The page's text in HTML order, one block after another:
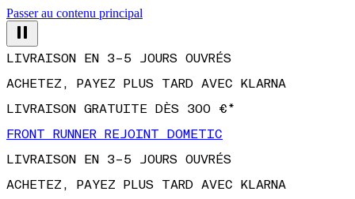
Passer au contenu principal
ACHETEZ, PAYEZ PLUS TARD AVEC KLARNA
LIVRAISON GRATUITE DÈS 300 €*
FRONT RUNNER REJOINT DOMETIC
LIVRAISON EN 3–5 JOURS OUVRÉS
ACHETEZ, PAYEZ PLUS TARD AVEC KLARNA
LIVRAISON GRATUITE DÈS 300 €*